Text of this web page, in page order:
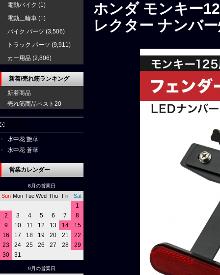
ホンダ モンキー
レクター ナンバ
電動バイク (1)
電動三輪車 (1)
バイク パーツ (3,506)
トラック パーツ (9,911)
カー用品 (2,806)
新着/売れ筋ランキング
新着商品
売れ筋商品ベスト20
水中花 艶華
水中花 蒼華
営業カレンダー
8月の営業日
Sun Mon Tue Wed Thu Fri Sat
1
2
3 4 5 6 7
8
9
10 11 12 13 14
15
16
17 18 19 20 21
22
23
24 25 26 27 28
29
30
31
9月の営業日